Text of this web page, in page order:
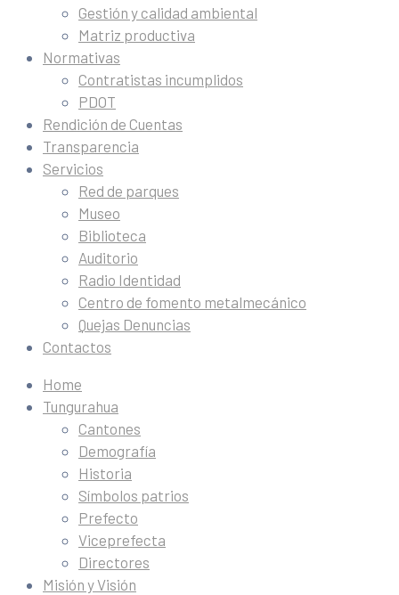
Gestión y calidad ambiental
Matriz productiva
Normativas
Contratistas incumplidos
PDOT
Rendición de Cuentas
Transparencia
Servicios
Red de parques
Museo
Biblioteca
Auditorio
Radio Identidad
Centro de fomento metalmecánico
Quejas Denuncias
Contactos
Home
Tungurahua
Cantones
Demografía
Historia
Símbolos patrios
Prefecto
Viceprefecta
Directores
Misión y Visión